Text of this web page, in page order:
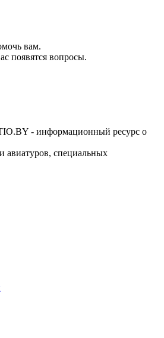
вам.
появятся вопросы.
- информационный ресурс о
авиатуров, специальных